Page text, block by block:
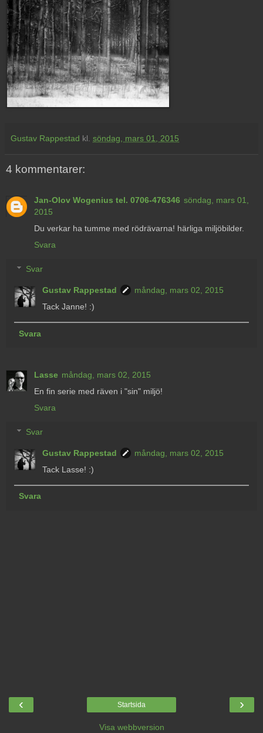
Gustav Rappestad kl. söndag, mars 01, 2015
4 kommentarer:
Jan-Olov Wogenius tel. 0706-476346 söndag, mars 01,
2015
Du verkar ha tumme med rödrävarna! härliga miljöbilder.
Svara
Svar
Gustav Rappestad
måndag, mars 02, 2015
Tack Janne! :)
Svara
Lasse måndag, mars 02, 2015
En fin serie med räven i "sin" miljö!
Svara
Svar
Gustav Rappestad
måndag, mars 02, 2015
Tack Lasse! :)
Svara
‹ ›
Startsida
Visa webbversion